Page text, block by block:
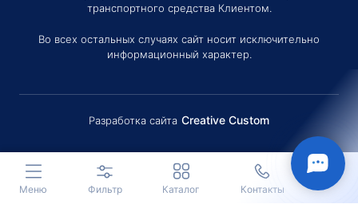
транспортного средства Клиентом.
Во всех остальных случаях сайт носит исключительно
информационный характер.
Разработка сайта Creative Custom
Меню Фильтр Каталог Контакты
вопросы (Цена, Сроки поставки,
условия договора и пр.) можете
задать их мне в чат!